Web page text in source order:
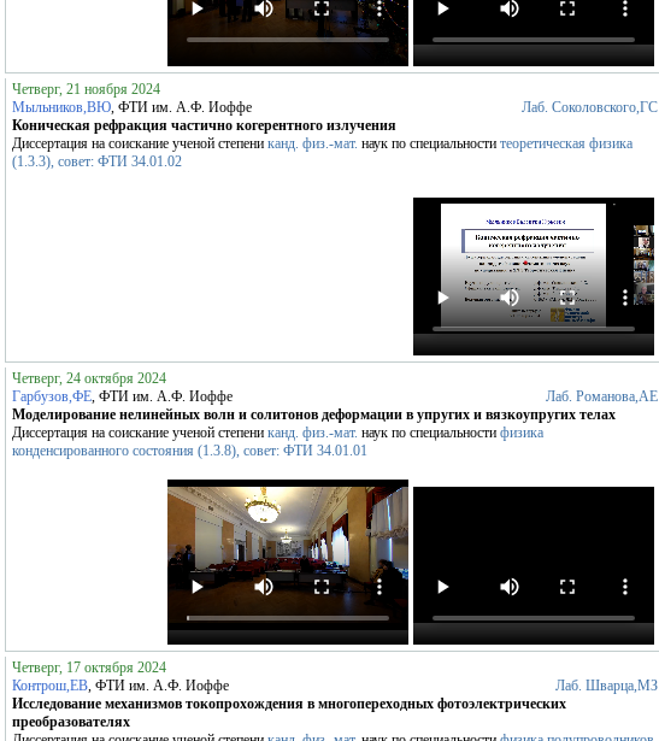
Четверг, 21 ноября 2024
Мыльников,ВЮ, ФТИ им. А.Ф. Иоффе
Лаб. Соколовского,ГС
Коническая рефракция частично когерентного излучения
Диссертация на соискание ученой степени канд. физ.-мат. наук по специальности теоретическая физика
(1.3.3), совет: ФТИ 34.01.02
Четверг, 24 октября 2024
Гарбузов,ФЕ, ФТИ им. А.Ф. Иоффе
Лаб. Романова,АЕ
Моделирование нелинейных волн и солитонов деформации в упругих и вязкоупругих телах
Диссертация на соискание ученой степени канд. физ.-мат. наук по специальности физика
конденсированного состояния (1.3.8), совет: ФТИ 34.01.01
Четверг, 17 октября 2024
Контрош,ЕВ, ФТИ им. А.Ф. Иоффе
Лаб. Шварца,МЗ
Исследование механизмов токопрохождения в многопереходных фотоэлектрических
преобразователях